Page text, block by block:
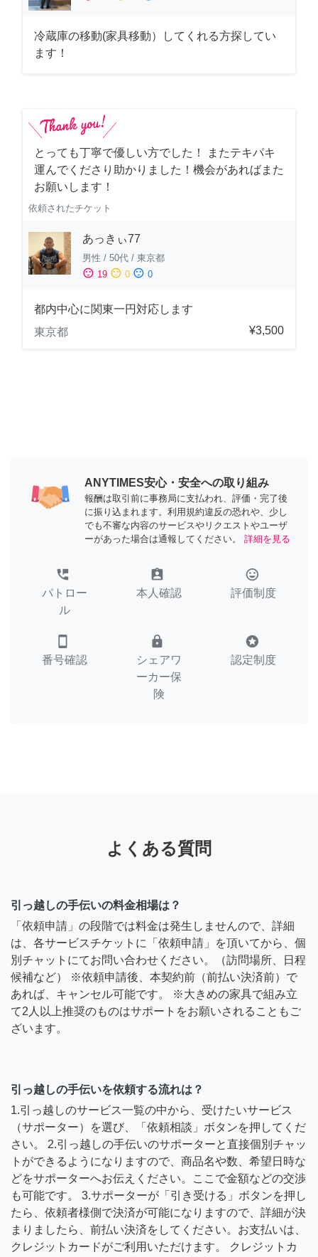
冷蔵庫の移動(家具移動）してくれる方探してい
ます！
とっても丁寧で優しい方でした！ またテキパキ
運んでくださり助かりました！機会があればまた
お願いします！
依頼されたチケット
あっきぃ77
男性 / 50代 / 東京都
sentiment_satisfied 19 sentiment_neutral 0 sentiment_dissatisfied 0
都内中心に関東一円対応します
東京都
¥3,500
ANYTIMES安心・安全への取り組み
報酬は取引前に事務局に支払われ、評価・完了後
に振り込まれます。利用規約違反の恐れや、少し
でも不審な内容のサービスやリクエストやユーザ
ーがあった場合は通報してください。
詳細を見る
perm_phone_msg
パトロー
ル
assignment_ind
本人確認
tag_faces
評価制度
smartphone
番号確認
lock
シェアワ
ーカー保
険
stars
認定制度
よくある質問
引っ越しの手伝いの料金相場は？
「依頼申請」の段階では料金は発生しませんので、詳細
は、各サービスチケットに「依頼申請」を頂いてから、個
別チャットにてお問い合わせください。（訪問場所、日程
候補など） ※依頼申請後、本契約前（前払い決済前）で
あれば、キャンセル可能です。 ※大きめの家具で組み立
て2人以上推奨のものはサポートをお願いされることもご
ざいます。
引っ越しの手伝いを依頼する流れは？
1.引っ越しのサービス一覧の中から、受けたいサービス
（サポーター）を選び、「依頼相談」ボタンを押してくだ
さい。 2.引っ越しの手伝いのサポーターと直接個別チャッ
トができるようになりますので、商品名や数、希望日時な
どをサポーターへお伝えください。ここで金額などの交渉
も可能です。 3.サポーターが「引き受ける」ボタンを押し
たら、依頼者様側で決済が可能になりますので、詳細が決
まりましたら、前払い決済をしてください。お支払いは、
クレジットカードがご利用いただけます。 クレジットカ